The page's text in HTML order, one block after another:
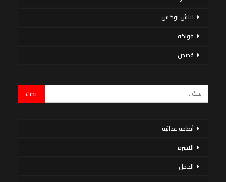
لانش بوكس
فواكه
قصص
أنظمة غذائية
الاسرة
الحمل